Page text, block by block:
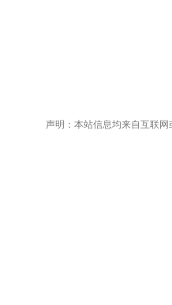
声明：本站信息均来自互联